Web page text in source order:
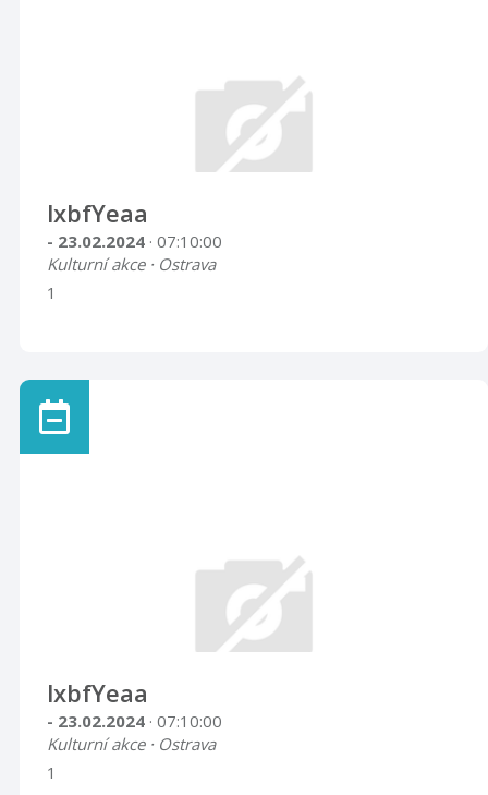
lxbfYeaa
- 23.02.2024 · 07:10:00
Kulturní akce · Ostrava
1
lxbfYeaa
- 23.02.2024 · 07:10:00
Kulturní akce · Ostrava
1